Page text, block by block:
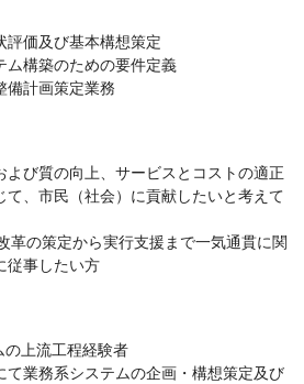
評価及び基本構想策定
ム構築のための要件定義
備計画策定業務
よび質の向上、サービスとコストの適正
て、市民（社会）に貢献したいと考えて
革の策定から実行支援まで一気通貫に関
従事したい方
上流工程経験者
て業務系システムの企画・構想策定及び